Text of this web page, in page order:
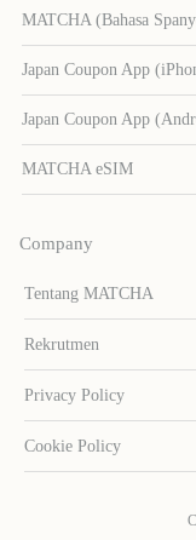
MATCHA (Bahasa
Japan Coupon App
Japan Coupon App
MATCHA eSIM
Company
Tentang MATCHA
Rekrutmen
Privacy Policy
Cookie Policy